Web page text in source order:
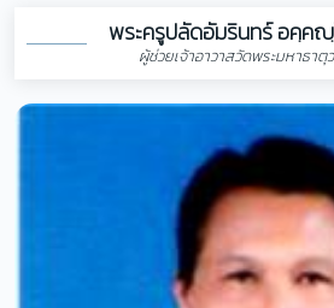
พระครูปลัดอัมรินทร์ อคฺค
ผู้ช่วยเจ้าอาวาสวัดพระมหาธาตุ